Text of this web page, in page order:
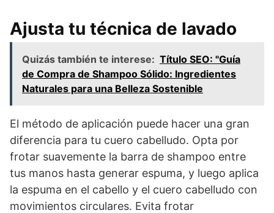
Ajusta tu técnica de lavado
Quizás también te interese: Título SEO: "Guía
de Compra de Shampoo Sólido: Ingredientes
Naturales para una Belleza Sostenible
El método de aplicación puede hacer una gran
diferencia para tu cuero cabelludo. Opta por
frotar suavemente la barra de shampoo entre
tus manos hasta generar espuma, y luego aplica
la espuma en el cabello y el cuero cabelludo con
movimientos circulares. Evita frotar